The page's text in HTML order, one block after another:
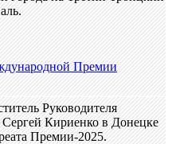
Премии
Руководителя
Кириенко в Донецке
Премии-2025.